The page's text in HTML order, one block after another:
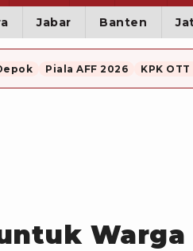
Jabar Banten
Piala AFF 2026 KPK
Warga